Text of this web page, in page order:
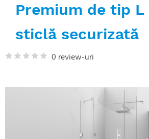
Premium de tip L
sticlă securizată
0 review-uri